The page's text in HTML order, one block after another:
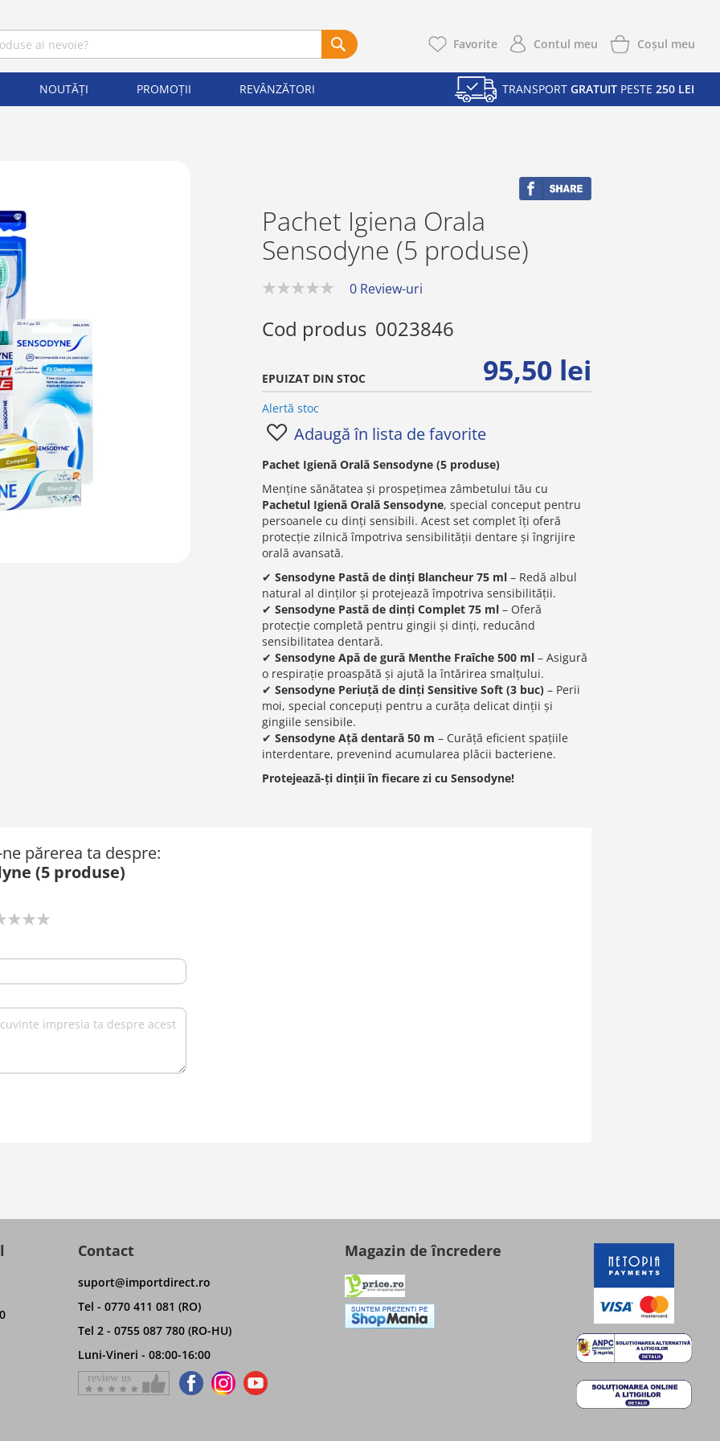
Favorite Contul meu Coşul meu
NOUTĂȚI PROMOȚII REVÂNZĂTORI TRANSPORT GRATUIT PESTE 250 LEI
Pachet Igiena Orala
Sensodyne (5 produse)
0 Review-uri
EPUIZAT DIN STOC
Cod produs 0023846
95,50 lei
Alertă stoc
Adaugă în lista de favorite
Pachet Igienă Orală Sensodyne (5 produse)
Menține sănătatea și prospețimea zâmbetului tău cu
Pachetul Igienă Orală Sensodyne, special conceput pentru
persoanele cu dinți sensibili. Acest set complet îți oferă
protecție zilnică împotriva sensibilității dentare și îngrijire
orală avansată.
✔Sensodyne Pastă de dinți Blancheur 75 ml – Redă albul
natural al dinților și protejează împotriva sensibilității.
✔Sensodyne Pastă de dinți Complet 75 ml – Oferă
protecție completă pentru gingii și dinți, reducând
sensibilitatea dentară.
✔Sensodyne Apă de gură Menthe Fraîche 500 ml – Asigură
o respirație proaspătă și ajută la întărirea smalțului.
✔Sensodyne Periuță de dinți Sensitive Soft (3 buc) – Perii
moi, special concepuți pentru a curăța delicat dinții și
gingiile sensibile.
✔Sensodyne Ață dentară 50 m – Curăță eficient spațiile
interdentare, prevenind acumularea plăcii bacteriene.
Protejează-ți dinții în fiecare zi cu Sensodyne!
părerea ta despre:
(5 produse)
Contact
suport@importdirect.ro
Tel - 0770 411 081 (RO)
Tel 2 - 0755 087 780 (RO-HU)
Luni-Vineri - 08:00-16:00
Magazin de încredere